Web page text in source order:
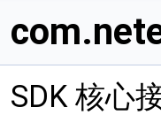
SDK 核心